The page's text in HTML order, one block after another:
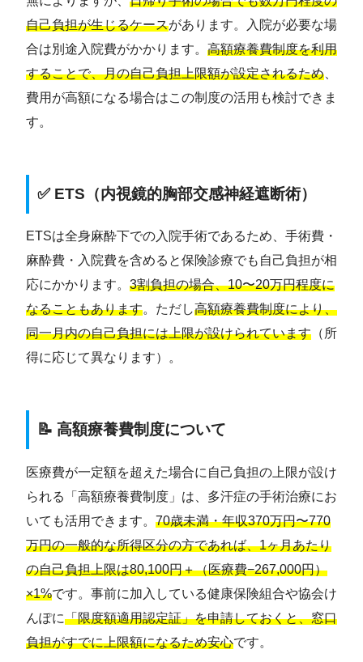
自己負担が生じるケースがあります。入院が必要な場
合は別途入院費がかかります。 高額療養費制度を利用
することで、月の自己負担上限額が設定されるため
費用が高額になる場合はこの制度の活用も検討できま
す。
✅ ETS（内視鏡的胸部交感神経遮断術）
ETSは全身麻酔下での入院手術であるため、手術費・
麻酔費・入院費を含めると保険診療でも自己負担が相
応にかかります。 3割負担の場合、10〜20万円程度に
なることもあります。ただし高額療養費制度により、
同一月内の自己負担には上限が設けられています （所
得に応じて異なります）。
📝 高額療養費制度について
医療費が一定額を超えた場合に自己負担の上限が設け
られる「高額療養費制度」は、多汗症の手術治療にお
いても活用できます。 70歳未満・年収370万円〜770
万円の一般的な所得区分の方であれば、1ヶ月あたり
の自己負担上限は80,100円＋（医療費−267,000円）
×1%です。事前に加入している健康保険組合や協会け
んぽに「限度額適用認定証」を申請しておくと、窓口
負担がすでに上限額になるため安心です。